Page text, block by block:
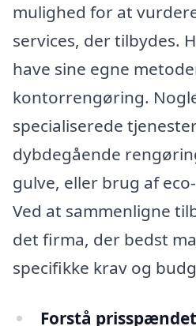
mulighed for at
services, der tilbydes.
have sine egne
kontorrengøring.
specialiserede
dybdegående
gulve, eller brug af
Ved at sammenligne
det firma, der bedst
specifikke krav og
Forstå